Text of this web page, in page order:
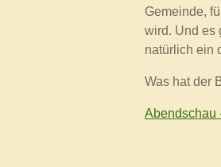
Gemeinde,
wird. Und es
natürlich ein
Was hat der
Abendschau